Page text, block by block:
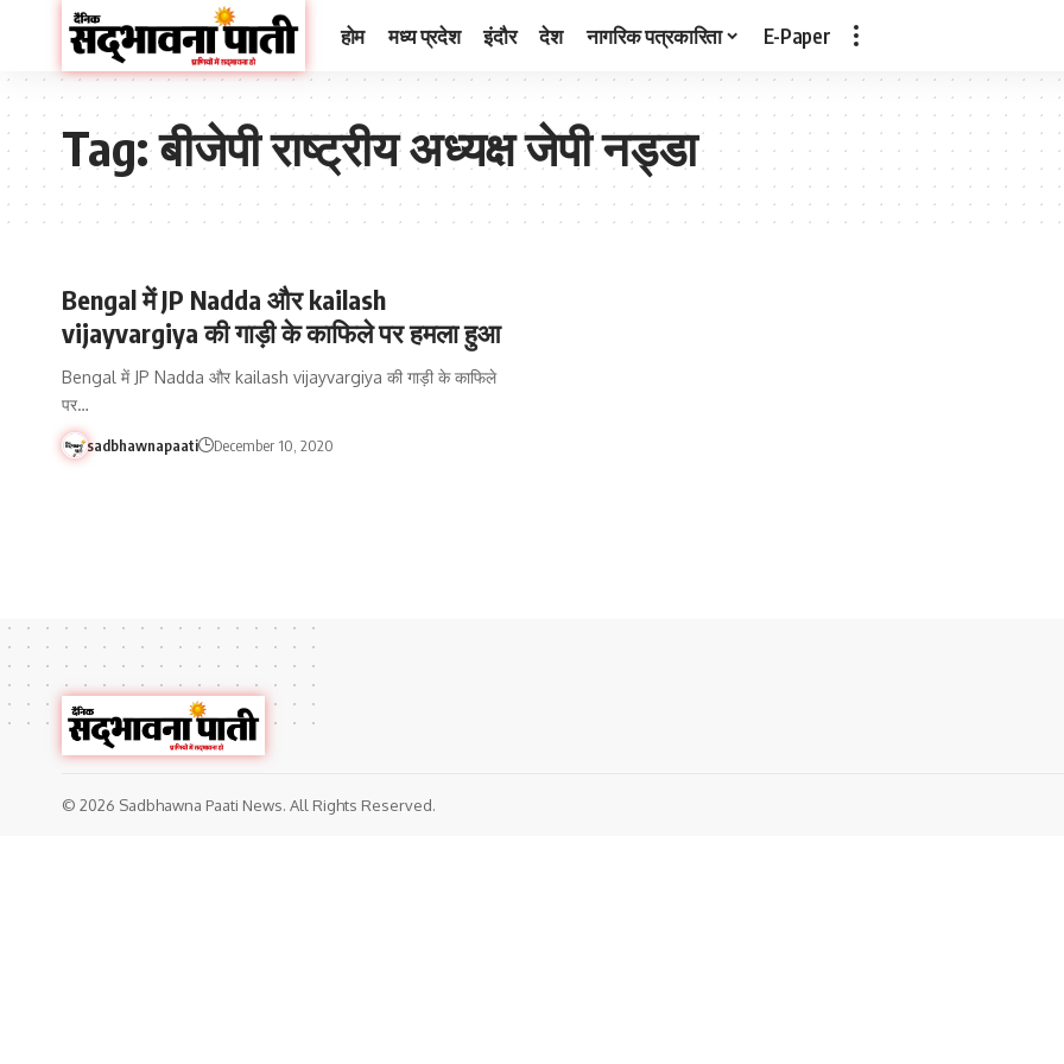
होम मध्य प्रदेश इंदौर देश नागरिक पत्रकारिता E-Paper
Tag:बीजेपी राष्ट्रीय अध्यक्ष जेपी नड्डा
Bengal में JP Nadda और kailash
vijayvargiya की गाड़ी के काफिले पर हमला हुआ
Bengal में JP Nadda और kailash vijayvargiya की गाड़ी के काफिले
पर…
sadbhawnapaati December 10, 2020
© 2026 Sadbhawna Paati News. All Rights Reserved.